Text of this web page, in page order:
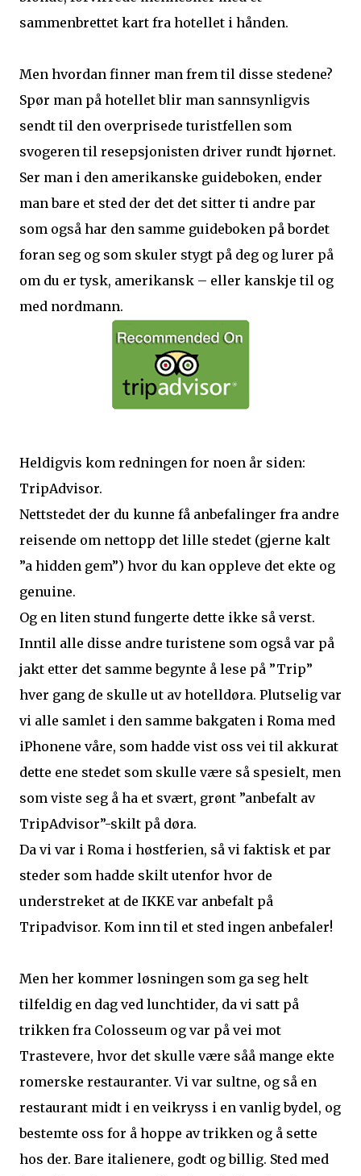
sammenbrettet kart fra hotellet i hånden.
Men hvordan finner man frem til disse stedene?
Spør man på hotellet blir man sannsynligvis
sendt til den overprisede turistfellen som
svogeren til resepsjonisten driver rundt hjørnet.
Ser man i den amerikanske guideboken, ender
man bare et sted der det det sitter ti andre par
som også har den samme guideboken på bordet
foran seg og som skuler stygt på deg og lurer på
om du er tysk, amerikansk – eller kanskje til og
med nordmann.
Heldigvis kom redningen for noen år siden:
TripAdvisor.
Nettstedet der du kunne få anbefalinger fra andre
reisende om nettopp det lille stedet (gjerne kalt
”a hidden gem”) hvor du kan oppleve det ekte og
genuine.
Og en liten stund fungerte dette ikke så verst.
Inntil alle disse andre turistene som også var på
jakt etter det samme begynte å lese på ”Trip”
hver gang de skulle ut av hotelldøra. Plutselig var
vi alle samlet i den samme bakgaten i Roma med
iPhonene våre, som hadde vist oss vei til akkurat
dette ene stedet som skulle være så spesielt, men
som viste seg å ha et svært, grønt ”anbefalt av
TripAdvisor”-skilt på døra.
Da vi var i Roma i høstferien, så vi faktisk et par
steder som hadde skilt utenfor hvor de
understreket at de IKKE var anbefalt på
Tripadvisor. Kom inn til et sted ingen anbefaler!
Men her kommer løsningen som ga seg helt
tilfeldig en dag ved lunchtider, da vi satt på
trikken fra Colosseum og var på vei mot
Trastevere, hvor det skulle være såå mange ekte
romerske restauranter. Vi var sultne, og så en
restaurant midt i en veikryss i en vanlig bydel, og
bestemte oss for å hoppe av trikken og å sette
hos der. Bare italienere, godt og billig. Sted med